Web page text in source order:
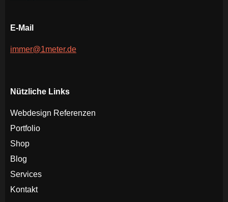
E-Mail
immer@1meter.de
Nützliche Links
Webdesign Referenzen
Portfolio
Shop
Blog
Services
Kontakt